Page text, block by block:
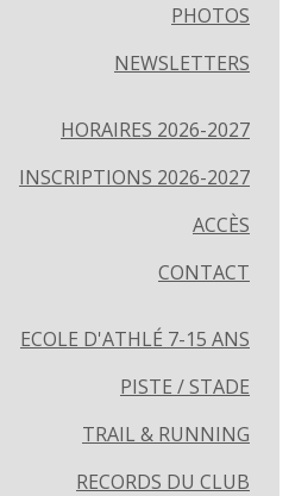
PHOTOS
NEWSLETTERS
HORAIRES 2026-2027
INSCRIPTIONS 2026-2027
ACCÈS
CONTACT
ECOLE D'ATHLÉ 7-15 ANS
PISTE / STADE
TRAIL & RUNNING
RECORDS DU CLUB